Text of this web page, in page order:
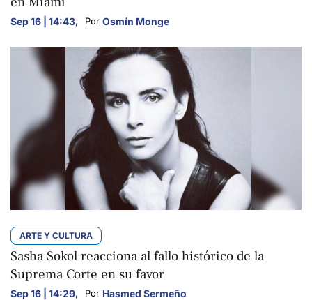
Sep 16 | 14:43, Por Osmín Monge
ARTE Y CULTURA
Sasha Sokol reacciona al fallo histórico de la
Suprema Corte en su favor
Sep 16 | 14:29, Por Hasmed Sermeño